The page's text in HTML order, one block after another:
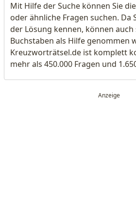
Mit Hilfe der Suche können Sie
oder ähnliche Fragen suchen. Da
der Lösung kennen, können
Buchstaben als Hilfe genommen
Kreuzworträtsel.de ist komplett
mehr als 450.000 Fragen und